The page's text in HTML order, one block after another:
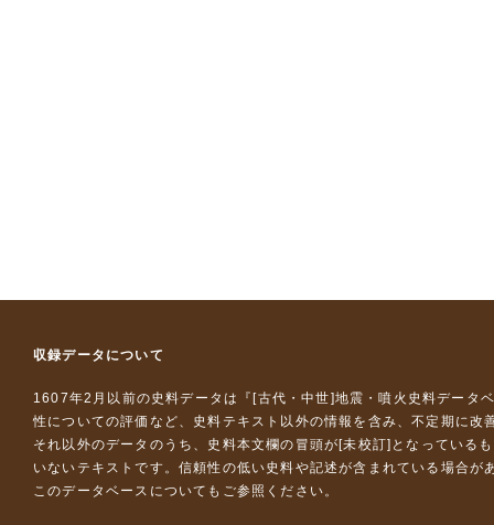
収録データについて
1607年2月以前の史料データは『 [古代・中世]地震・噴火史料データ
性についての評価など、史料テキスト以外の情報を含み、不定期に改
それ以外のデータのうち、史料本文欄の冒頭が[未校訂]となっている
いないテキストです。信頼性の低い史料や記述が含まれている場合が
このデータベースについて もご参照ください。